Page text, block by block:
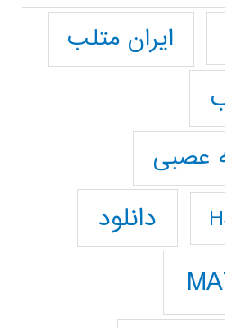
ایران متلب
عصبی
دانلود